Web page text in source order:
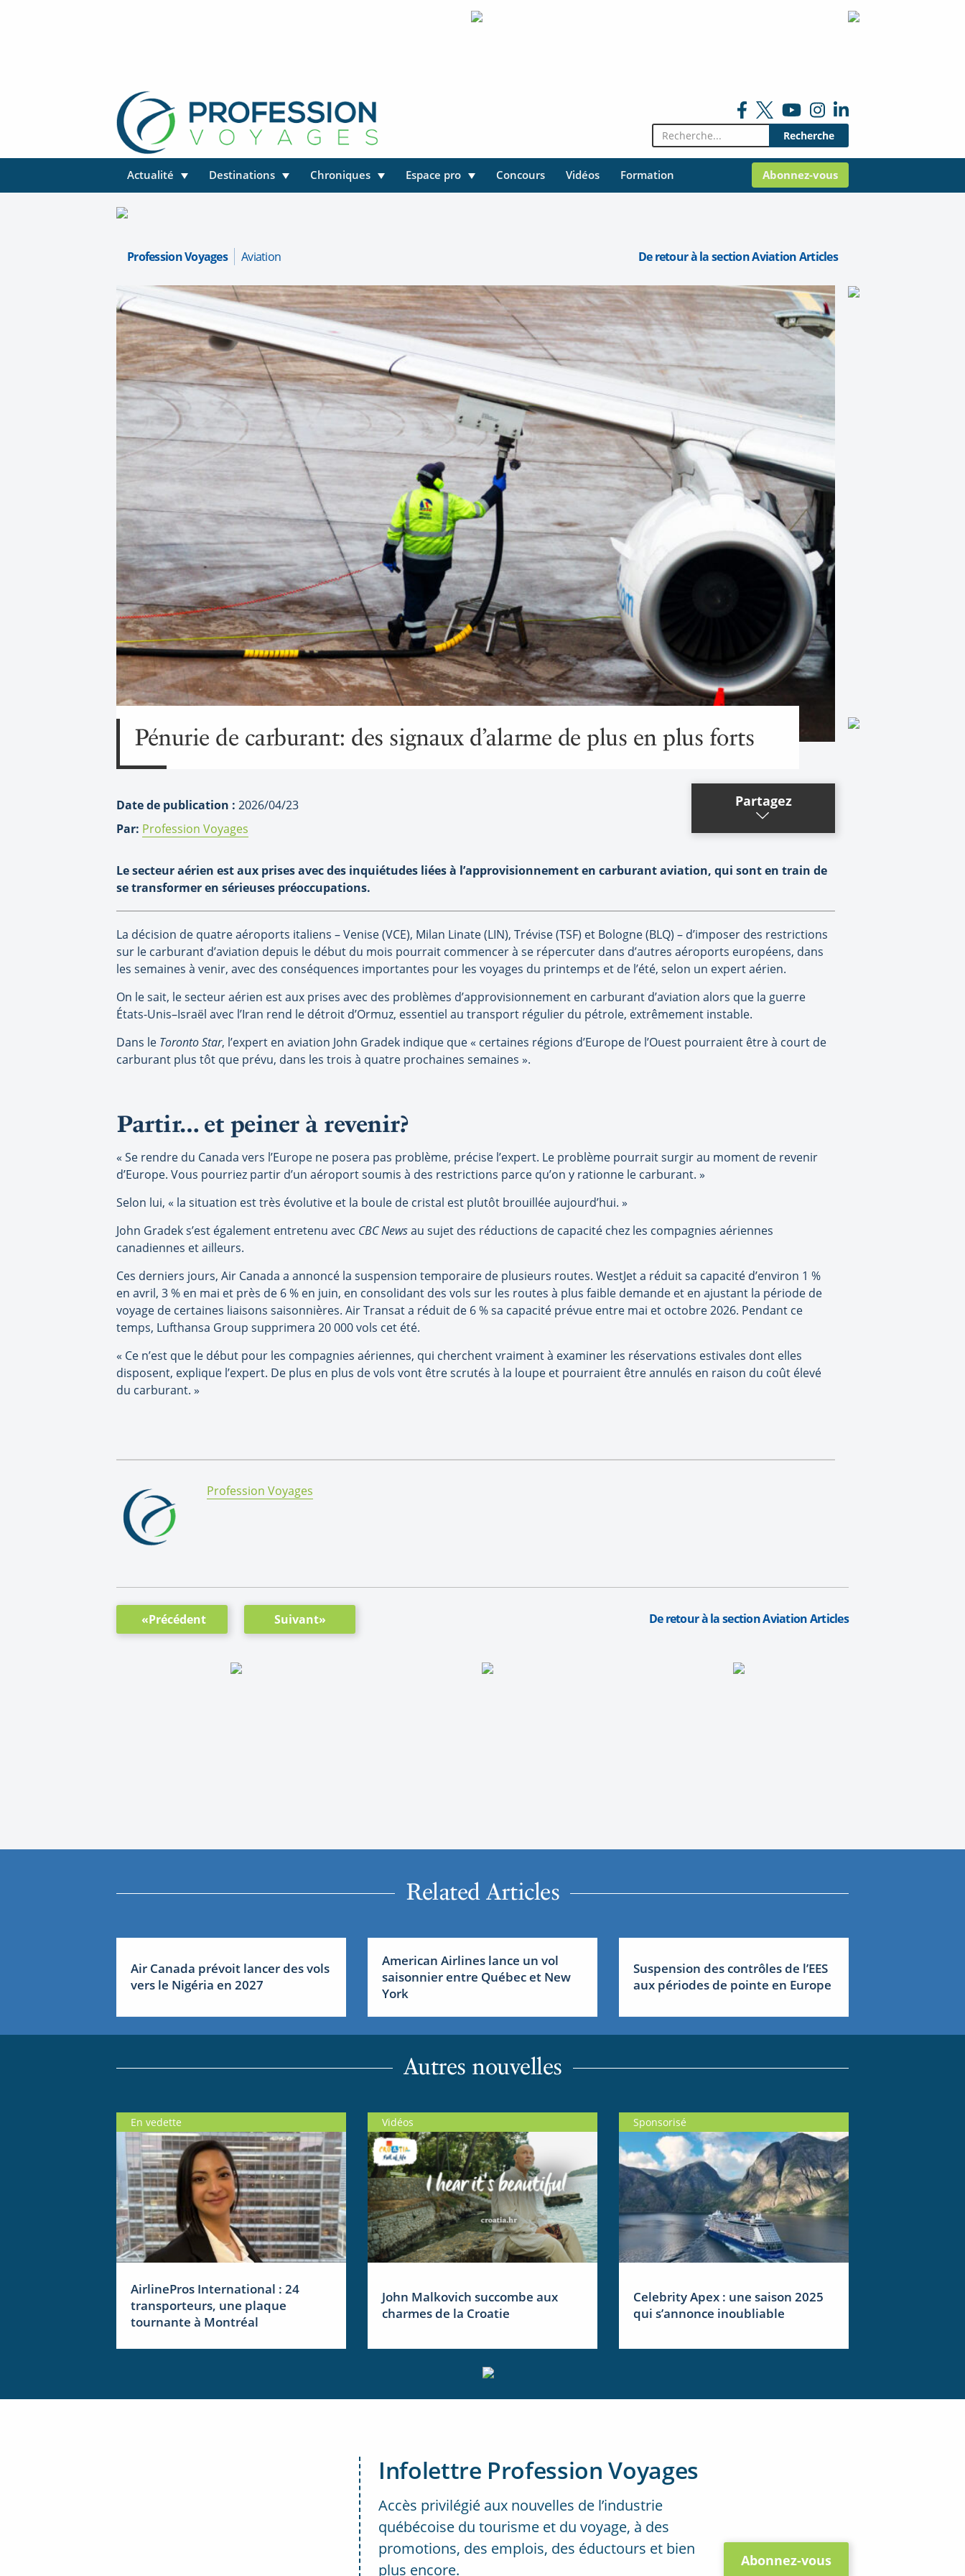
Rechercher:
Actualité Destinations Chroniques Espace pro Concours Vidéos Formation Abonnez-vous
Profession Voyages Aviation De retour à la section Aviation Articles
Pénurie de carburant: des signaux d’alarme de plus en plus forts
Date de publication : 2026/04/23
Par: Profession Voyages
Partagez
Le secteur aérien est aux prises avec des inquiétudes liées à l’approvisionnement en carburant aviation, qui sont en train de
se transformer en sérieuses préoccupations.
La décision de quatre aéroports italiens – Venise (VCE), Milan Linate (LIN), Trévise (TSF) et Bologne (BLQ) – d’imposer des restrictions
sur le carburant d’aviation depuis le début du mois pourrait commencer à se répercuter dans d’autres aéroports européens, dans
les semaines à venir, avec des conséquences importantes pour les voyages du printemps et de l’été, selon un expert aérien.
On le sait, le secteur aérien est aux prises avec des problèmes d’approvisionnement en carburant d’aviation alors que la guerre
États-Unis–Israël avec l’Iran rend le détroit d’Ormuz, essentiel au transport régulier du pétrole, extrêmement instable.
Dans le Toronto Star, l’expert en aviation John Gradek indique que « certaines régions d’Europe de l’Ouest pourraient être à court de
carburant plus tôt que prévu, dans les trois à quatre prochaines semaines ».
Partir… et peiner à revenir?
« Se rendre du Canada vers l’Europe ne posera pas problème, précise l’expert. Le problème pourrait surgir au moment de revenir
d’Europe. Vous pourriez partir d’un aéroport soumis à des restrictions parce qu’on y rationne le carburant. »
Selon lui, « la situation est très évolutive et la boule de cristal est plutôt brouillée aujourd’hui. »
John Gradek s’est également entretenu avec CBC Newsau sujet des réductions de capacité chez les compagnies aériennes
canadiennes et ailleurs.
Ces derniers jours, Air Canada a annoncé la suspension temporaire de plusieurs routes. WestJet a réduit sa capacité d’environ 1 %
en avril, 3 % en mai et près de 6 % en juin, en consolidant des vols sur les routes à plus faible demande et en ajustant la période de
voyage de certaines liaisons saisonnières. Air Transat a réduit de 6 % sa capacité prévue entre mai et octobre 2026. Pendant ce
temps, Lufthansa Group supprimera 20 000 vols cet été.
« Ce n’est que le début pour les compagnies aériennes, qui cherchent vraiment à examiner les réservations estivales dont elles
disposent, explique l’expert. De plus en plus de vols vont être scrutés à la loupe et pourraient être annulés en raison du coût élevé
du carburant. »
By:
Profession Voyages
«Précédent Suivant» De retour à la section Aviation Articles
Related Articles
Air Canada prévoit lancer des vols
vers le Nigéria en 2027
American Airlines lance un vol
saisonnier entre Québec et New
York
Suspension des contrôles de l’EES
aux périodes de pointe en Europe
Autres nouvelles
En vedette
AirlinePros International : 24
transporteurs, une plaque
tournante à Montréal
Vidéos
John Malkovich succombe aux
charmes de la Croatie
Sponsorisé
Celebrity Apex : une saison 2025
qui s’annonce inoubliable
Infolettre Profession Voyages
Accès privilégié aux nouvelles de l’industrie
québécoise du tourisme et du voyage, à des
promotions, des emplois, des éductours et bien
plus encore.
Abonnez-vous